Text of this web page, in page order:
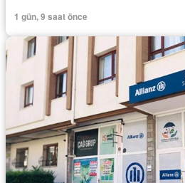
1 gün, 9 saat önce